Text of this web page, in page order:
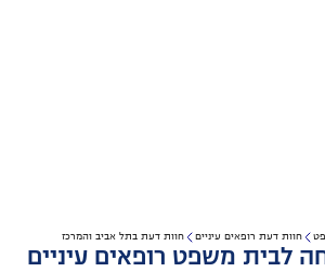
חוות דעת רופאים עיניים חוות דעת בתל אביב והמרכז
לבית משפט רופאים עיניים